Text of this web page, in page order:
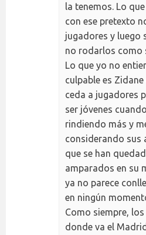
la tenemos. Lo
con ese pretexto
jugadores y luego
no rodarlos como
Lo que yo no
culpable es
ceda a jugadores
ser jóvenes
rindiendo más y
considerando sus
que se han
amparados en su
ya no parece
en ningún
Como siempre,
donde va el